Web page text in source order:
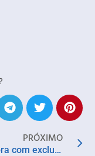
PRÓXIMO
Leia agora com exclusividade em BALBÚRDIA ! Eternum charlatorium!!